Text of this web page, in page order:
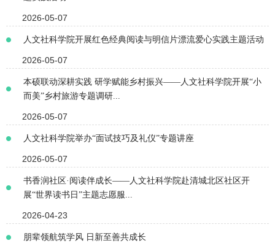
2026-05-07
人文社科学院开展红色经典阅读与明信片漂流爱心实践主题活动
2026-05-07
本硕联动深耕实践 研学赋能乡村振兴——人文社科学院开展“小
而美”乡村旅游专题调研...
2026-05-07
人文社科学院举办“面试技巧及礼仪”专题讲座
2026-05-07
书香润社区·阅读伴成长——人文社科学院赴清城北区社区开
展“世界读书日”主题志愿服...
2026-04-23
朋辈领航筑学风 日新至善共成长